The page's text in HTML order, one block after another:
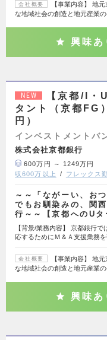
会社概要
【事業内容】 地
な地域社会の創造と地元産業
興味あ
NEW
【京都/I・
タント（京都FG
円）
インベストメントバ
株式会社京都銀行
600万円 ～ 1249万円
収600万以上
フレックス
～～「ながーい、お
でもお馴染みの、関
行～～【京都へのU
【背景/業務内容】 京都銀行
応するためにＭ＆Ａ支援業務
会社概要
【事業内容】 地
な地域社会の創造と地元産業
興味あ